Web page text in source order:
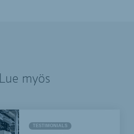
Lue myös
TESTIMONIALS